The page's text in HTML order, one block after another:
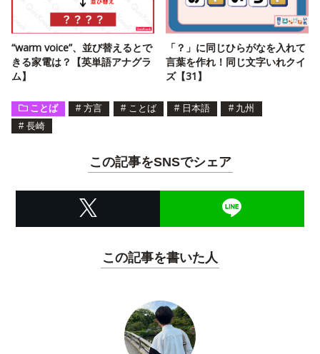
“warm voice”、並び替えるとで
きる家電は？【英単語アナグラ
ム】
「？」に同じひらがなを入れて
言葉を作れ！同じ文字いれクイ
ズ【31】
ことば # 方言 # ことば # 日本語 # 九州
# 長崎
この記事をSNSでシェア
この記事を書いた人